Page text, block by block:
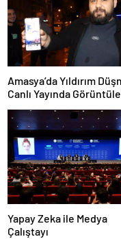
Amasya’da Yıldırım
Canlı Yayında
Yapay Zeka ile Medya
Çalıştayı